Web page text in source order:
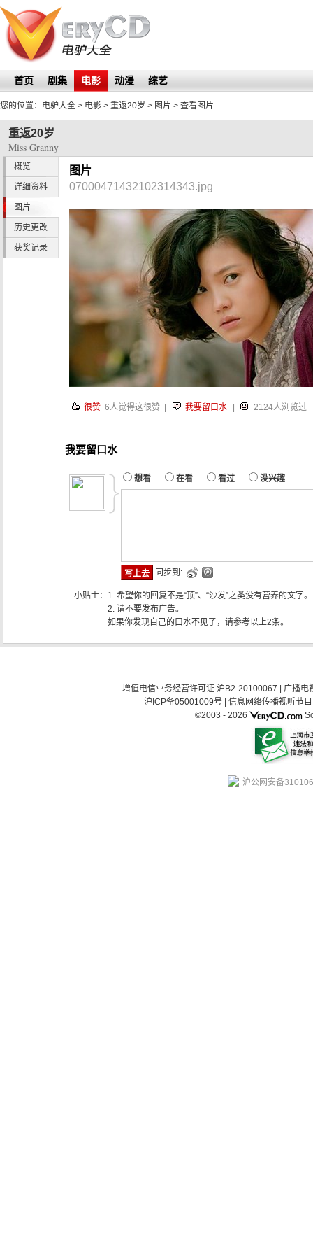
首页 剧集 电影 动漫 综艺
您的位置： 电驴大全 > 电影 > 重返20岁 > 图片 > 查看图片
重返20岁
Miss Granny
概览
详细资料
图片
历史更改
获奖记录
图片
07000471432102314343.jpg
很赞 6人觉得这很赞 | 我要留口水 2124人浏览过
我要留口水
想看 在看 看过 没兴趣
同步到:
小贴士： 1. 希望你的回复不是“顶”、“沙发”之类没有营养的文字。
2. 请不要发布广告。
如果你发现自己的口水不见了，请参考以上2条。
增值电信业务经营许可证 沪B2-20100067
广播电
沪ICP备05001009号| 信息网络传播视听节
©2003 - 2026
沪公网安备